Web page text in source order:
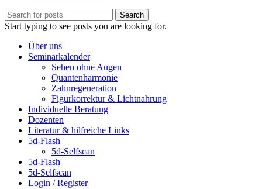
Search
Start typing to see posts you are looking for.
Über uns
Seminarkalender
Sehen ohne Augen
Quantenharmonie
Zahnregeneration
Figurkorrektur & Lichtnahrung
Individuelle Beratung
Dozenten
Literatur & hilfreiche Links
5d-Flash
5d-Selfscan
5d-Flash
5d-Selfscan
Login / Register